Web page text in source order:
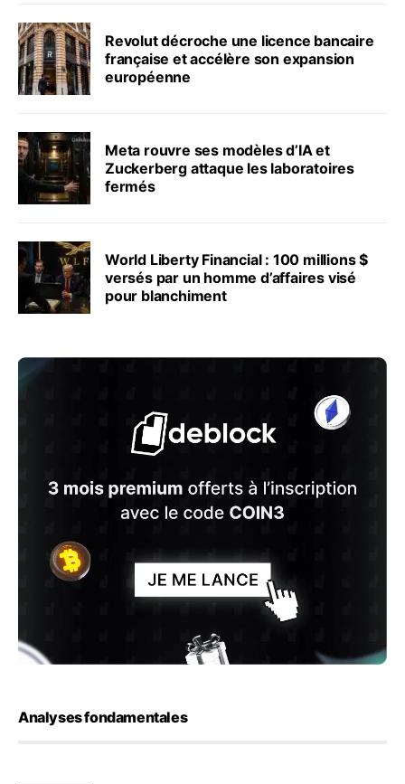
Revolut décroche une licence bancaire
française et accélère son expansion
européenne
Meta rouvre ses modèles d’IA et
Zuckerberg attaque les laboratoires
fermés
World Liberty Financial : 100 millions $
versés par un homme d’affaires visé
pour blanchiment
Analyses fondamentales